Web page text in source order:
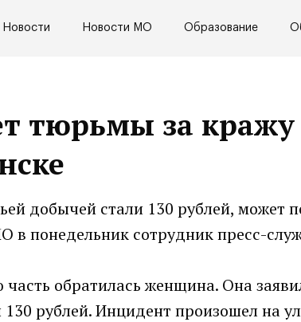
Новости Новости МО Образование
тюрьмы за кражу
добычей стали 130 рублей, может
понедельник сотрудник пресс-
обратилась женщина. Она
рублей. Инцидент произошел на